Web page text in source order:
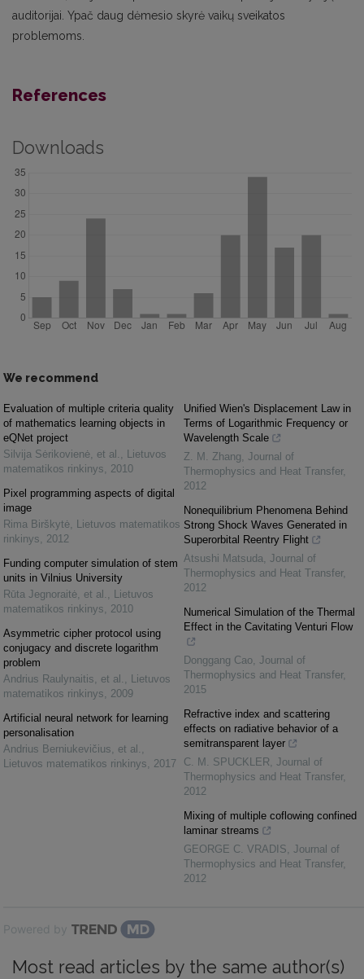
auditorijai. Ypač daug dėmesio skyrė vaikų sveikatos
problemoms.
References
Downloads
We recommend
Evaluation of multiple criteria quality
of mathematics learning objects in
eQNet project
Silvija Sėrikovienė, et al. , Lietuvos
matematikos rinkinys, 2010
Pixel programming aspects of digital
image
Rima Birškytė, Lietuvos matematikos
rinkinys, 2012
Funding computer simulation of stem
units in Vilnius University
Rūta Jegnoraitė, et al. , Lietuvos
matematikos rinkinys, 2010
Asymmetric cipher protocol using
conjugacy and discrete logarithm
problem
Andrius Raulynaitis, et al. , Lietuvos
matematikos rinkinys, 2009
Artificial neural network for learning
personalisation
Andrius Berniukevičius, et al. ,
Lietuvos matematikos rinkinys, 2017
Unified Wien's Displacement Law in
Terms of Logarithmic Frequency or
Wavelength Scale
Z. M. Zhang, Journal of
Thermophysics and Heat Transfer,
2012
Nonequilibrium Phenomena Behind
Strong Shock Waves Generated in
Superorbital Reentry Flight
Atsushi Matsuda, Journal of
Thermophysics and Heat Transfer,
2012
Numerical Simulation of the Thermal
Effect in the Cavitating Venturi Flow
Donggang Cao, Journal of
Thermophysics and Heat Transfer,
2015
Refractive index and scattering
effects on radiative behavior of a
semitransparent layer
C. M. SPUCKLER, Journal of
Thermophysics and Heat Transfer,
2012
Mixing of multiple coflowing confined
laminar streams
GEORGE C. VRADIS, Journal of
Thermophysics and Heat Transfer,
2012
Powered by
Most read articles by the same author(s)